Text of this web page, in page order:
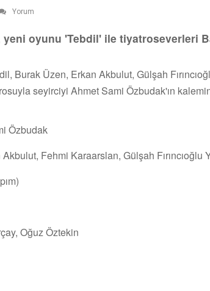
Yorum
yeni oyunu 'Tebdil' ile tiyatroseverleri
Burak Üzen, Erkan Akbulut, Gülşah
seyirciyi Ahmet Sami Özbudak'ın
Özbudak
Fehmi Karaarslan, Gülşah Fırıncıoğlu
Oğuz Öztekin